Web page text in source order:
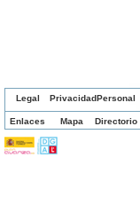
Legal PrivacidadPersonal
Enlaces Mapa Directorio